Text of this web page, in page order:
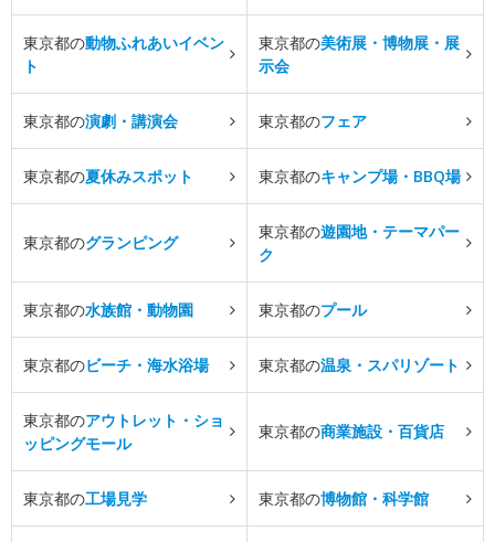
東京都の動物ふれあいイベン
ト
東京都の美術展・博物展・展
示会
東京都の演劇・講演会 東京都のフェア
東京都の夏休みスポット 東京都のキャンプ場・BBQ場
東京都のグランピング
東京都の遊園地・テーマパー
ク
東京都の水族館・動物園 東京都のプール
東京都のビーチ・海水浴場 東京都の温泉・スパリゾート
東京都のアウトレット・ショ
ッピングモール
東京都の商業施設・百貨店
東京都の工場見学 東京都の博物館・科学館